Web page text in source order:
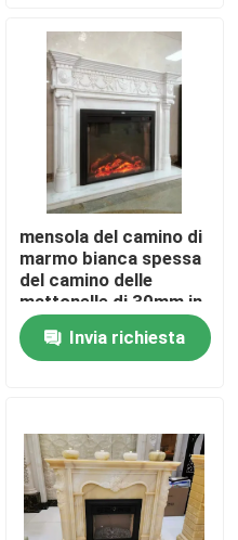
mensola del camino di
marmo bianca spessa
del camino delle
mattonelle di 30mm in
tutto le ispirazioni di
bordi Invia richiesta